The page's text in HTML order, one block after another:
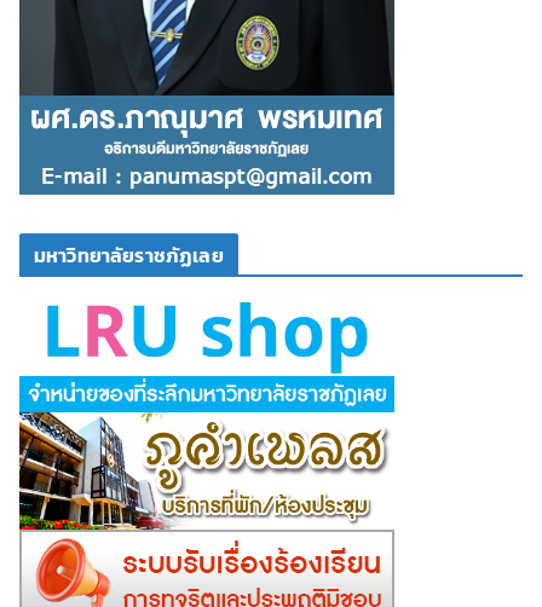
มหาวิทยาลัยราชภัฏเลย